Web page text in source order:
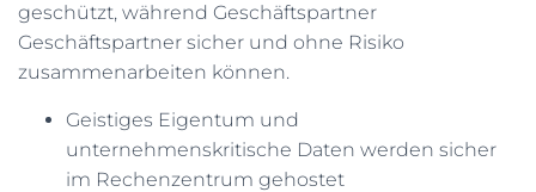
geschützt, während Geschäftspartner
Geschäftspartner sicher und ohne Risiko
zusammenarbeiten können.
Geistiges Eigentum und
unternehmenskritische Daten werden sicher
im Rechenzentrum gehostet